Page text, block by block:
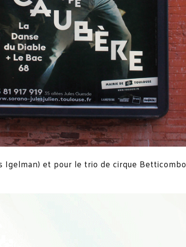
Igelman) et pour le trio de cirque Betticombo